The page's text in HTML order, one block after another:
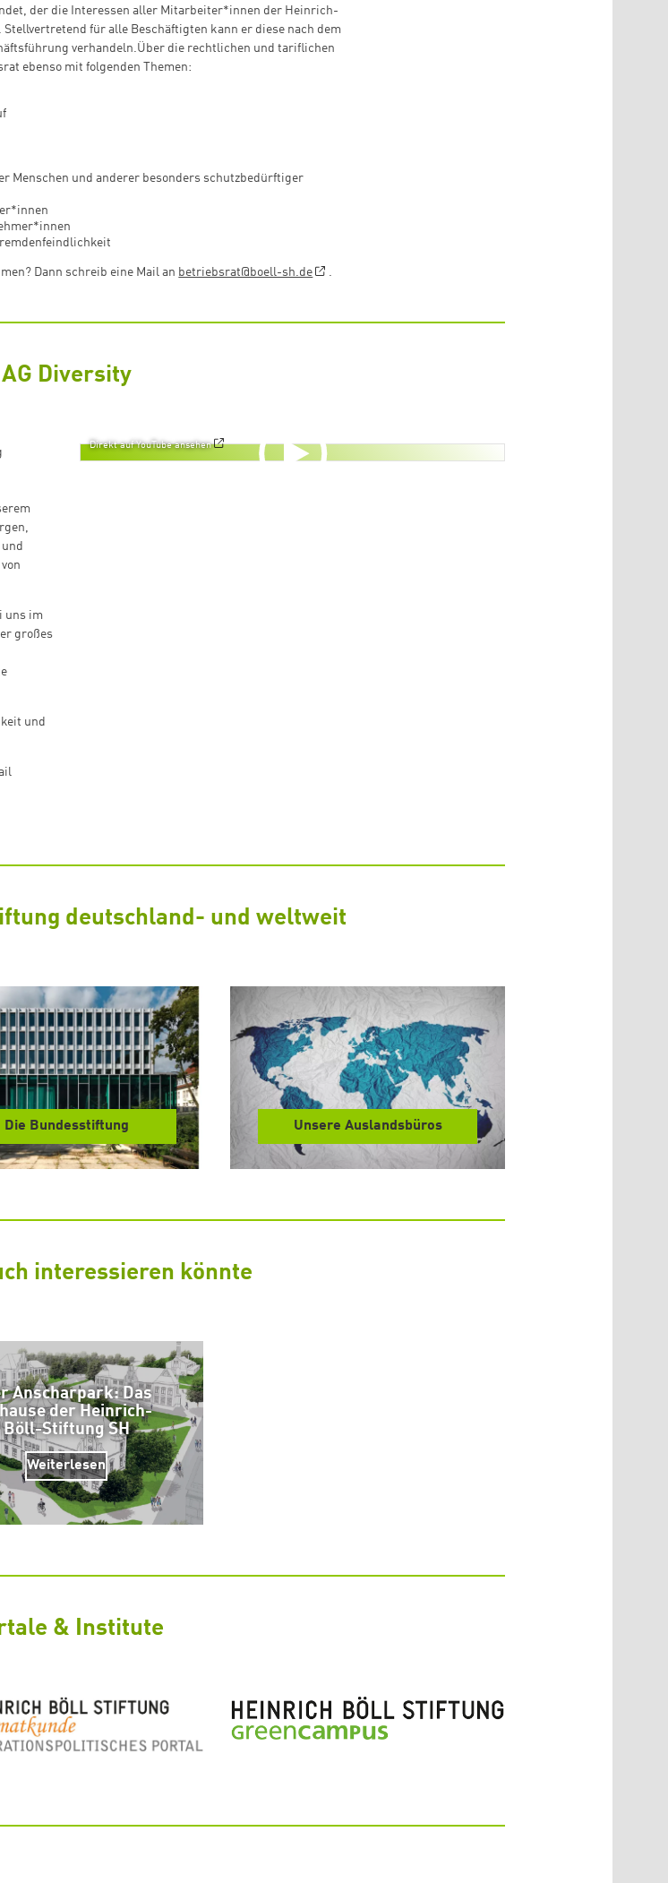
der die Interessen aller Mitarbeiter*innen der Heinrich-
für alle Beschäftigten kann er diese nach dem
verhandeln.Über die rechtlichen und tariflichen
ebenso mit folgenden Themen:
Menschen und anderer besonders schutzbedürftiger
Dann schreib eine Mail an betriebsrat@boell-sh.de .
AG Diversity
uns im
großes
und
Direkt auf YouTube ansehen
deutschland- und weltweit
Die Bundesstiftung Unsere Auslandsbüros
interessieren könnte
Anscharpark: Das
der Heinrich-
Böll-Stiftung SH
Weiterlesen
& Institute